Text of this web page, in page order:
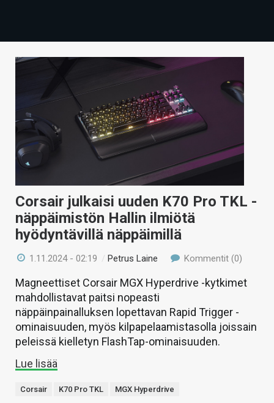
TECHBBS
HINTA.FI
KAUPPA
VAIHDA TEEMA
HAKU
Corsair julkaisi uuden K70 Pro TKL -
näppäimistön Hallin ilmiötä
hyödyntävillä näppäimillä
1.11.2024 - 02:19 /Petrus Laine Kommentit (0)
Magneettiset Corsair MGX Hyperdrive -kytkimet
mahdollistavat paitsi nopeasti
näppäinpainalluksen lopettavan Rapid Trigger -
ominaisuuden, myös kilpapelaamistasolla joissain
peleissä kielletyn FlashTap-ominaisuuden.
Lue lisää
Corsair K70 Pro TKL MGX Hyperdrive